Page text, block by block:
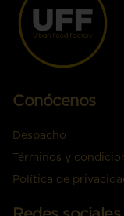
Conócenos
Despacho
Términos y
Política de